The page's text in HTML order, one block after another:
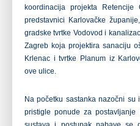
koordinacija projekta
predstavnici Karlovačke županije,
gradske tvrtke Vodovod i
Zagreb koja projektira sanaciju
Krlenac i tvrtke Planum iz
ove ulice.
Na početku sastanka nazočni su
pristigle ponude za